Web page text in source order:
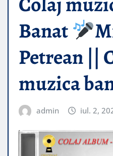
Banat
Petrean ||
muzica
admin iul. 2,